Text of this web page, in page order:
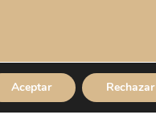
Aceptar Rechazar